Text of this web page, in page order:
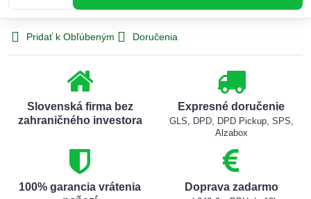
Pridať k Obľúbeným Doručenia
Slovenská firma bez
zahraničného investora
Expresné doručenie
GLS, DPD, DPD Pickup, SPS,
Alzabox
100% garancia vrátenia
Doprava zadarmo